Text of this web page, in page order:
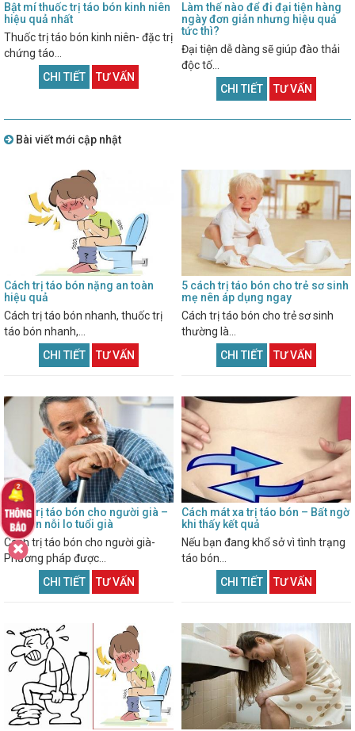
Bật mí thuốc trị táo bón kinh niên
hiệu quả nhất
Thuốc trị táo bón kinh niên- đặc trị
chứng táo...
CHI TIẾT
TƯ VẤN
Làm thế nào để đi đại tiện hàng
ngày đơn giản nhưng hiệu quả
tức thì?
Đại tiện dễ dàng sẽ giúp đào thải
độc tố...
CHI TIẾT
TƯ VẤN
Bài viết mới cập nhật
Cách trị táo bón nặng an toàn
hiệu quả
Cách trị táo bón nhanh, thuốc trị
táo bón nhanh,...
CHI TIẾT
TƯ VẤN
5 cách trị táo bón cho trẻ sơ sinh
mẹ nên áp dụng ngay
Cách trị táo bón cho trẻ sơ sinh
thường là...
CHI TIẾT
TƯ VẤN
Cách trị táo bón cho người già –
Xua tan nỗi lo tuổi già
Cách trị táo bón cho người già-
Phương pháp được...
CHI TIẾT
TƯ VẤN
Cách mát xa trị táo bón – Bất ngờ
khi thấy kết quả
Nếu bạn đang khổ sở vì tình trạng
táo bón...
CHI TIẾT
TƯ VẤN